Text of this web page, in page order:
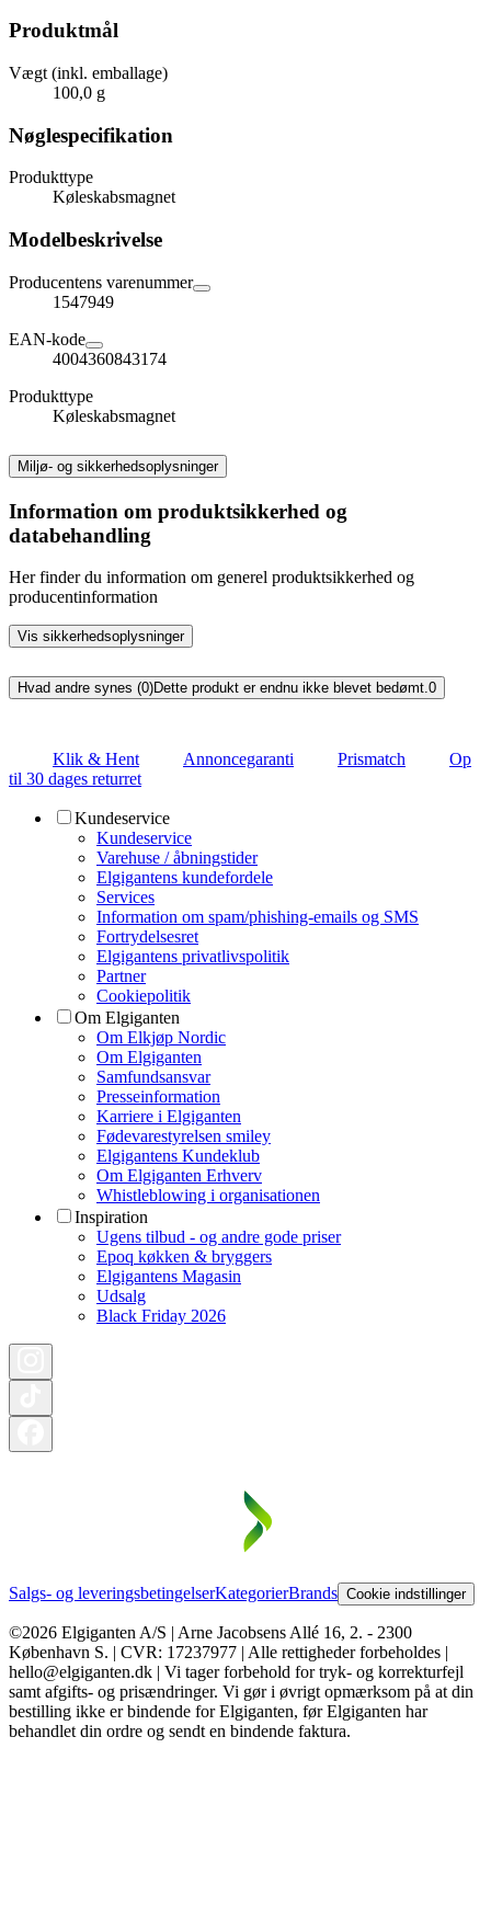
Produktmål
Vægt (inkl. emballage)
100,0 g
Nøglespecifikation
Produkttype
Køleskabsmagnet
Modelbeskrivelse
Producentens varenummer
1547949
EAN-kode
4004360843174
Produkttype
Køleskabsmagnet
Miljø- og sikkerhedsoplysninger
Information om produktsikkerhed og
databehandling
Her finder du information om generel produktsikkerhed og
producentinformation
Vis sikkerhedsoplysninger
Hvad andre synes (0)Dette produkt er endnu ikke blevet bedømt.0
Klik & Hent Annoncegaranti Prismatch
Op
til 30 dages returret
Kundeservice
Kundeservice
Varehuse / åbningstider
Elgigantens kundefordele
Services
Information om spam/phishing-emails og SMS
Fortrydelsesret
Elgigantens privatlivspolitik
Partner
Cookiepolitik
Om Elgiganten
Om Elkjøp Nordic
Om Elgiganten
Samfundsansvar
Presseinformation
Karriere i Elgiganten
Fødevarestyrelsen smiley
Elgigantens Kundeklub
Om Elgiganten Erhverv
Whistleblowing i organisationen
Inspiration
Ugens tilbud - og andre gode priser
Epoq køkken & bryggers
Elgigantens Magasin
Udsalg
Black Friday 2026
Salgs- og leveringsbetingelserKategorierBrands Cookie indstillinger
©2026 Elgiganten A/S | Arne Jacobsens Allé 16, 2. - 2300
København S. | CVR: 17237977 | Alle rettigheder forbeholdes |
hello@elgiganten.dk | Vi tager forbehold for tryk- og korrekturfejl
samt afgifts- og prisændringer. Vi gør i øvrigt opmærksom på at din
bestilling ikke er bindende for Elgiganten, før Elgiganten har
behandlet din ordre og sendt en bindende faktura.